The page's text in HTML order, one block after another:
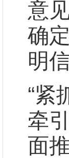
意
确
明
“紧
牵
面